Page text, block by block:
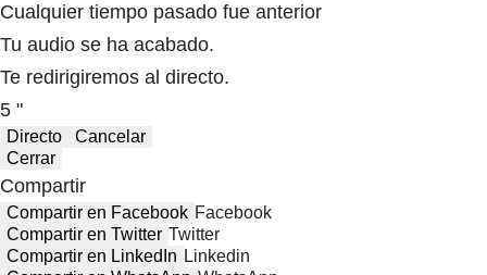
Cualquier tiempo pasado fue anterior
Tu audio se ha acabado.
Te redirigiremos al directo.
5 "
Directo
Cancelar
Cerrar
Compartir
Compartir en Facebook Facebook
Compartir en Twitter Twitter
Compartir en LinkedIn Linkedin